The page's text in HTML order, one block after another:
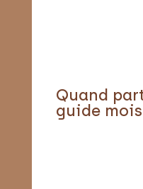
Quand
guide